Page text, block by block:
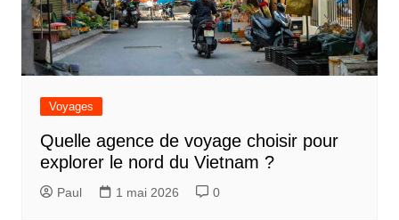
Voyages
Quelle agence de voyage choisir pour
explorer le nord du Vietnam ?
Paul 1 mai 2026 0